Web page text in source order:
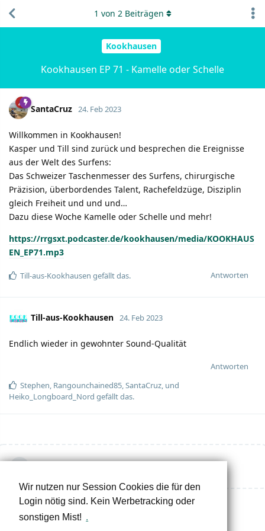
Wir nutzen nur Session Cookies die für den
Login nötig sind. Kein Werbetracking oder
sonstigen Mist! .
Kookhausen
Kookhausen EP 71 - Kamelle oder Schelle
1 von 2Beiträgen
SantaCruz 24. Feb 2023
Willkommen in Kookhausen!
Kasper und Till sind zurück und besprechen die Ereignisse
aus der Welt des Surfens:
Das Schweizer Taschenmesser des Surfens, chirurgische
Präzision, überbordendes Talent, Rachefeldzüge, Disziplin
gleich Freiheit und und und…
Dazu diese Woche Kamelle oder Schelle und mehr!
https://rrgsxt.podcaster.de/kookhausen/media/KOOKHAUS
EN_EP71.mp3
Antworten
Till-aus-Kookhausen gefällt das.
Till-aus-Kookhausen 24. Feb 2023
Endlich wieder in gewohnter Sound-Qualität
Antworten
Stephen, Rangounchained85,SantaCruz, und
Heiko_Longboard_Nord gefällt das.
Eine Antwort schreiben…